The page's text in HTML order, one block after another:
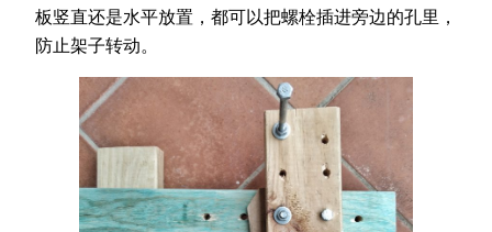
板竖直还是水平放置，都可以把螺栓插进旁边的孔里，
防止架子转动。